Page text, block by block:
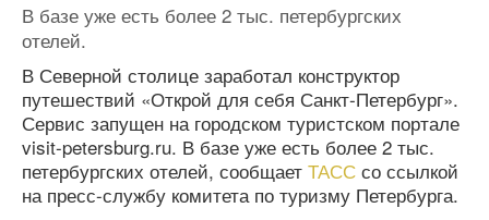
В базе уже есть более 2 тыс. петербургских
отелей.
В Северной столице заработал конструктор
путешествий «Открой для себя Санкт‑Петербург».
Сервис запущен на городском туристском портале
visit-petersburg.ru. В базе уже есть более 2 тыс.
петербургских отелей, сообщает ТАСС со ссылкой
на пресс-службу комитета по туризму Петербурга.